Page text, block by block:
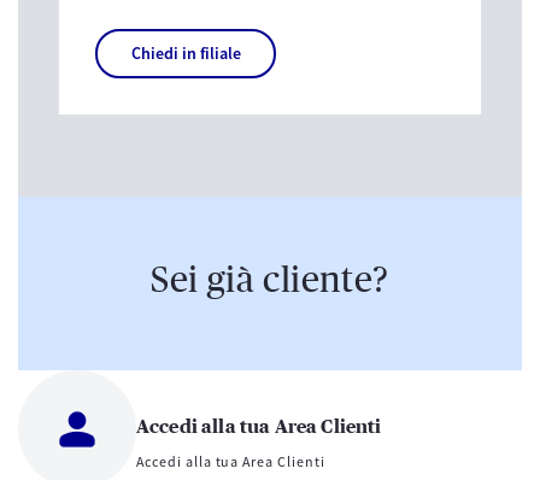
Chiedi in filiale
Sei già cliente?
Accedi alla tua Area Clienti
Accedi alla tua Area Clienti